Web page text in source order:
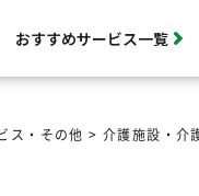
おすすめサービス一覧
ス・その他 >介護施設・介